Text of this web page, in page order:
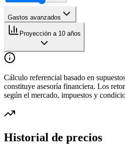
Gastos avanzados
Proyección a 10 años
Cálculo referencial basado en
constituye asesoría financiera. Los
según el mercado, impuestos y
Historial de precios